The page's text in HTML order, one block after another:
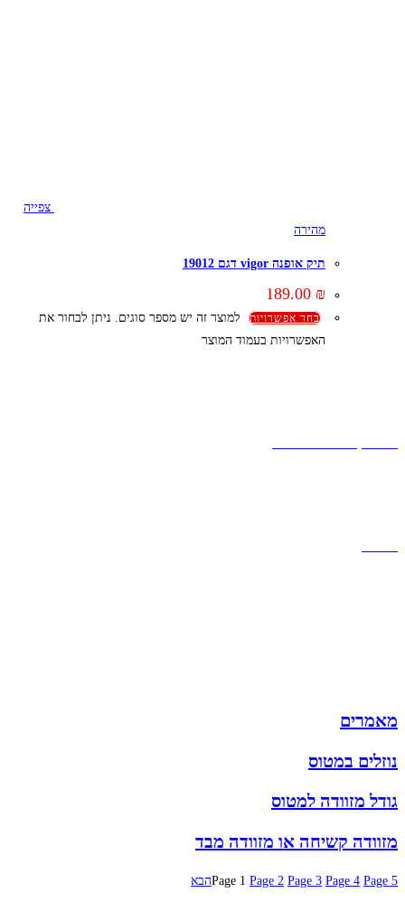
צפייה
מהירה
תיק אופנה vigor דגם 19012
189.00 ₪
בחר אפשרויות
למוצר זה יש מספר סוגים. ניתן לבחור את
האפשרויות בעמוד המוצר
מאמרים
נוזלים במטוס
גודל מזוודה למטוס
מזוודה קשיחה או מזוודה מבד
Page 1 Page 2 Page 3 Page 4 Page 5 הבא